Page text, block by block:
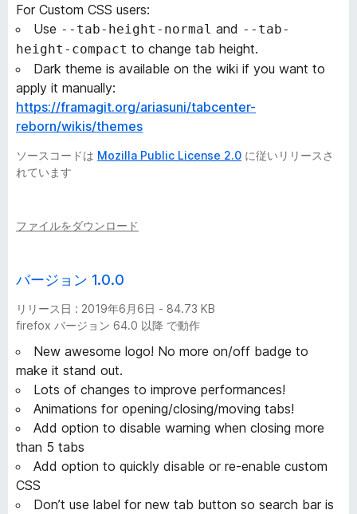
For Custom CSS users:
Use --tab-height-normal and --tab-
height-compact to change tab height.
Dark theme is available on the wiki if you want to
apply it manually:
https://framagit.org/ariasuni/tabcenter-
reborn/wikis/themes
ソースコードは Mozilla Public License 2.0 に従いリリースさ
れています
ファイルをダウンロード
バージョン 1.0.0
リリース日 : 2019年6月6日 - 84.73 KB
firefox バージョン 64.0 以降 で動作
New awesome logo! No more on/off badge to
make it stand out.
Lots of changes to improve performances!
Animations for opening/closing/moving tabs!
Add option to disable warning when closing more
than 5 tabs
Add option to quickly disable or re-enable custom
CSS
Don’t use label for new tab button so search bar is